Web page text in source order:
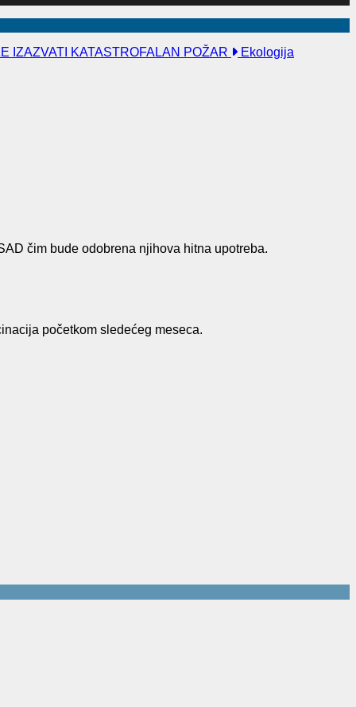
IZAZVATI KATASTROFALAN POŽAR
Ekologija
čim bude odobrena njihova hitna upotreba.
početkom sledećeg meseca.